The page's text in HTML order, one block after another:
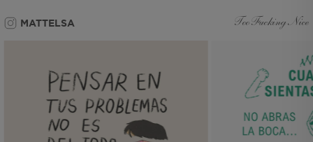
MATTELSA Too Fucking Nice
Estas son las que hacen que el sitio
funcione bien. Permiten cosas básicas
como navegar, entrar a zonas seguras
o recordar lo que elegiste durante la
sesión. Solo se activan cuando al